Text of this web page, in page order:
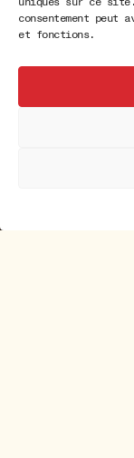
consentement
et fonctions.